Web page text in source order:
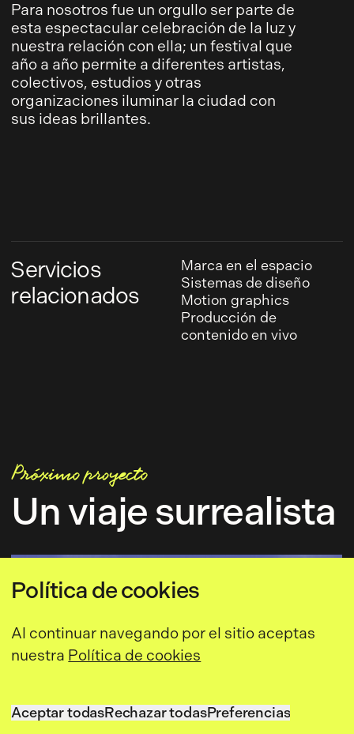
Política de cookies
Al continuar navegando por el sitio aceptas
nuestra Política de cookies
Aceptar todasRechazar todasPreferencias
Para nosotros fue un orgullo ser parte de
esta espectacular celebración de la luz y
nuestra relación con ella; un festival que
año a año permite a diferentes artistas,
colectivos, estudios y otras
organizaciones iluminar la ciudad con
sus ideas brillantes.
Servicios
relacionados
Marca en el espacio
Sistemas de diseño
Motion graphics
Producción de
contenido en vivo
Próximo proyecto
Un viaje surrealista